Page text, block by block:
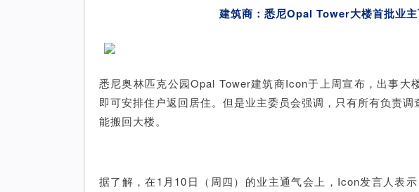
建筑商：悉尼Opal Tower大楼首批业主
悉尼奥林匹克公园Opal Tower建筑商Icon于上周宣布，出事大
即可安排住户返回居住。但是业主委员会强调，只有所有负责
能搬回大楼。
据了解，在1月10日（周四）的业主通气会上，Icon发言人表